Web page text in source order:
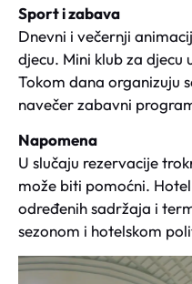
Sport i zabava
Dnevni i večernji
djecu. Mini klub za
Tokom dana organizuju
navečer zabavni
Napomena
U slučaju rezervacije
može biti pomoćni.
određenih sadržaja i
sezonom i hotelskom